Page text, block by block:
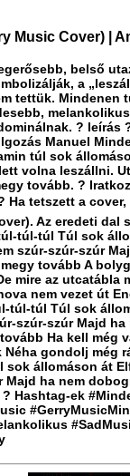
Music Cover) |
belső
a
tettük. Mindenen
? leírás
Manuel
túl sok
volna leszállni.
tovább. ?
Ha tetszett a
Az eredeti dal
túl-túl Túl sok
szúr-szúr-szúr
tovább A
mire az
nem vezet út
túl-túl Túl sok
szúr-szúr Majd
Ha kell még
gondolj még
állomáson át
Majd ha nem
Hashtag-ek